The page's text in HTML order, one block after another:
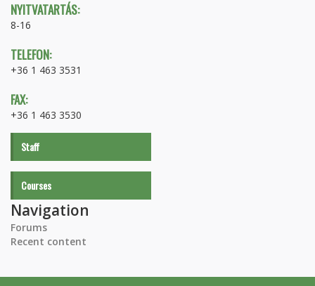
NYITVATARTÁS:
8-16
TELEFON:
+36 1 463 3531
FAX:
+36 1 463 3530
Staff
Courses
Navigation
Forums
Recent content